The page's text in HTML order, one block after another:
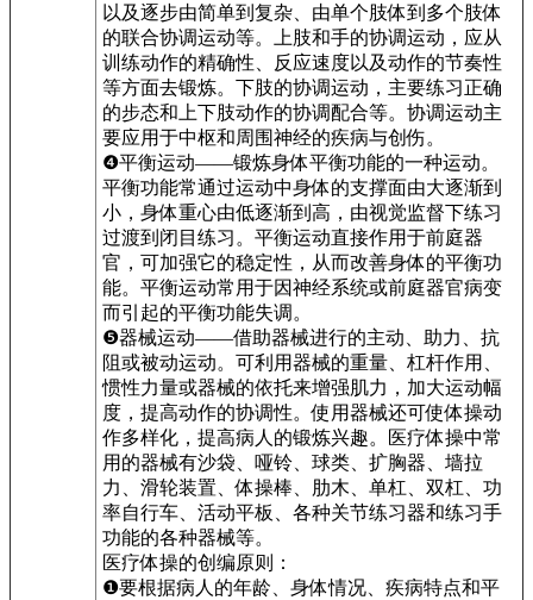
以及逐步由简单到复杂、由单个肢体到多个肢体
的联合协调运动等。上肢和手的协调运动，应从
训练动作的精确性、反应速度以及动作的节奏性
等方面去锻炼。下肢的协调运动，主要练习正确
的步态和上下肢动作的协调配合等。协调运动主
要应用于中枢和周围神经的疾病与创伤。
❹平衡运动——锻炼身体平衡功能的一种运动。
平衡功能常通过运动中身体的支撑面由大逐渐到
小，身体重心由低逐渐到高，由视觉监督下练习
过渡到闭目练习。平衡运动直接作用于前庭器
官，可加强它的稳定性，从而改善身体的平衡功
能。平衡运动常用于因神经系统或前庭器官病变
而引起的平衡功能失调。
❺器械运动——借助器械进行的主动、助力、抗
阻或被动运动。可利用器械的重量、杠杆作用、
惯性力量或器械的依托来增强肌力，加大运动幅
度，提高动作的协调性。使用器械还可使体操动
作多样化，提高病人的锻炼兴趣。医疗体操中常
用的器械有沙袋、哑铃、球类、扩胸器、墙拉
力、滑轮装置、体操棒、肋木、单杠、双杠、功
率自行车、活动平板、各种关节练习器和练习手
功能的各种器械等。
医疗体操的创编原则：
❶要根据病人的年龄、身体情况、疾病特点和平